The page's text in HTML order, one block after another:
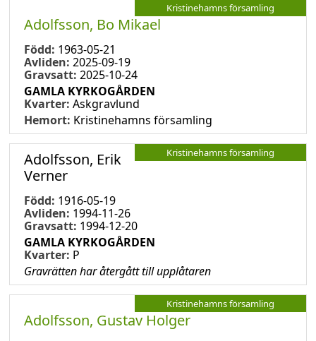
Kristinehamns församling
Adolfsson, Bo Mikael
Född: 1963-05-21
Avliden: 2025-09-19
Gravsatt: 2025-10-24
GAMLA KYRKOGÅRDEN
Kvarter: Askgravlund
Hemort: Kristinehamns församling
Kristinehamns församling
Adolfsson, Erik
Verner
Född: 1916-05-19
Avliden: 1994-11-26
Gravsatt: 1994-12-20
GAMLA KYRKOGÅRDEN
Kvarter: P
Gravrätten har återgått till upplåtaren
Kristinehamns församling
Adolfsson, Gustav Holger